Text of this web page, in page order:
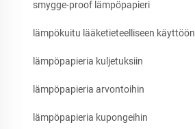
smygge-proof lämpöpapieri
lämpökuitu lääketieteelliseen käyttöön
lämpöpapieria kuljetuksiin
lämpöpapieria arvontoihin
lämpöpapieria kupongeihin